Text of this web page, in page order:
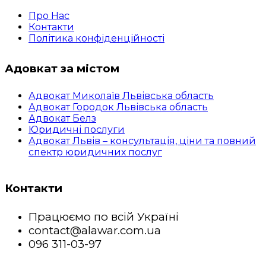
Про Нас
Контакти
Політика конфіденційності
Адовкат за містом
Адвокат Миколаїв Львівська область
Адвокат Городок Львівська область
Адвокат Белз
Юридичні послуги
Адвокат Львів – консультація, ціни та повний
спектр юридичних послуг
Контакти
Працюємо по всій Україні
contact@alawar.com.ua
096 311-03-97